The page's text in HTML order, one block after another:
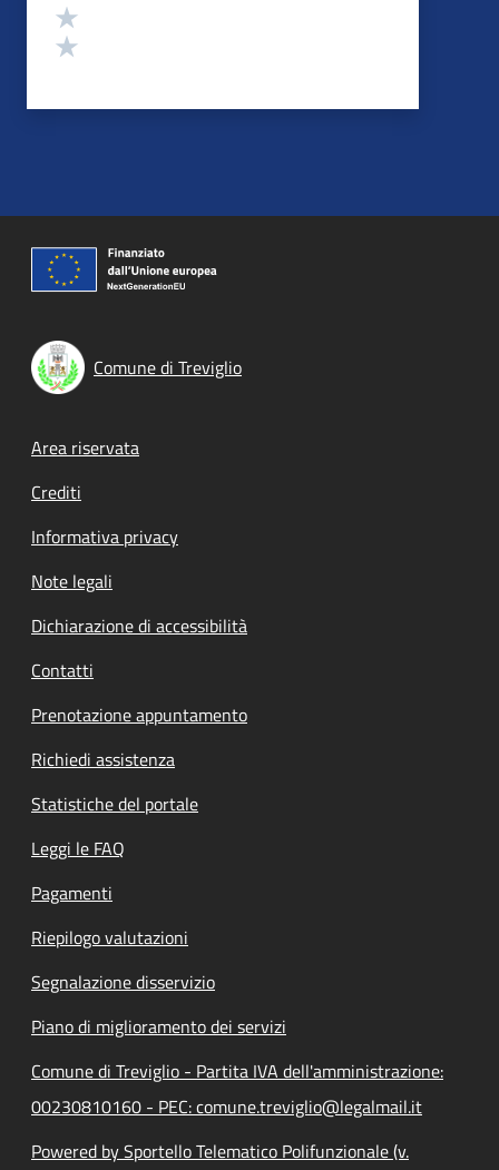
Comune di Treviglio
Footer menu
Area riservata
Crediti
Informativa privacy
Note legali
Dichiarazione di accessibilità
Contatti
Prenotazione appuntamento
Richiedi assistenza
Statistiche del portale
Leggi le FAQ
Pagamenti
Riepilogo valutazioni
Segnalazione disservizio
Piano di miglioramento dei servizi
Comune di Treviglio - Partita IVA dell'amministrazione:
00230810160 - PEC: comune.treviglio@legalmail.it
Powered by Sportello Telematico Polifunzionale (v.